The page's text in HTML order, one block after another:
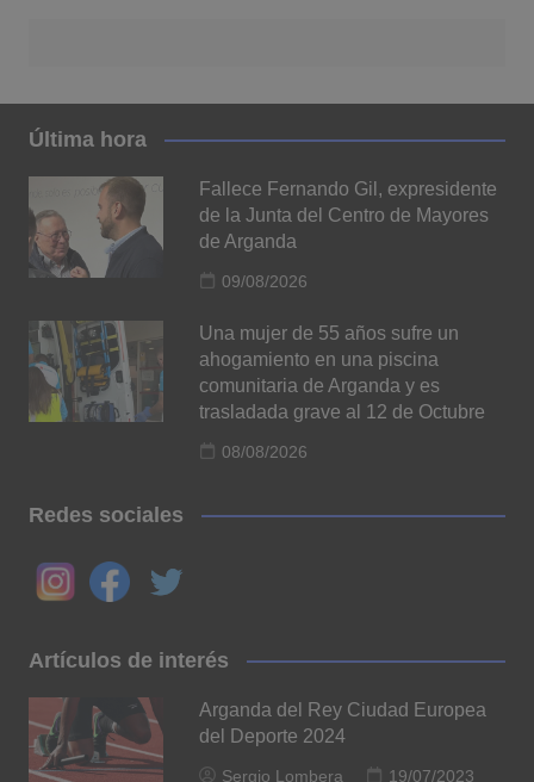
Última hora
Fallece Fernando Gil, expresidente
de la Junta del Centro de Mayores
de Arganda
09/08/2026
Una mujer de 55 años sufre un
ahogamiento en una piscina
comunitaria de Arganda y es
trasladada grave al 12 de Octubre
08/08/2026
Redes sociales
Artículos de interés
Arganda del Rey Ciudad Europea
del Deporte 2024
Sergio Lombera 19/07/2023